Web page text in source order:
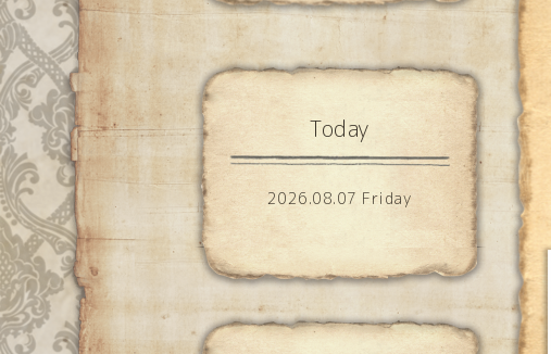
Today
2026.08.07 Friday